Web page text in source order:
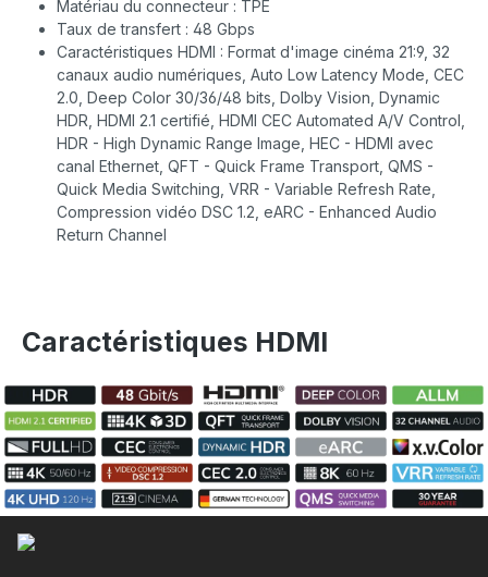
Matériau du connecteur : TPE
Taux de transfert : 48 Gbps
Caractéristiques HDMI : Format d'image cinéma 21:9, 32
canaux audio numériques, Auto Low Latency Mode, CEC
2.0, Deep Color 30/36/48 bits, Dolby Vision, Dynamic
HDR, HDMI 2.1 certifié, HDMI CEC Automated A/V Control,
HDR - High Dynamic Range Image, HEC - HDMI avec
canal Ethernet, QFT - Quick Frame Transport, QMS -
Quick Media Switching, VRR - Variable Refresh Rate,
Compression vidéo DSC 1.2, eARC - Enhanced Audio
Return Channel
Caractéristiques HDMI